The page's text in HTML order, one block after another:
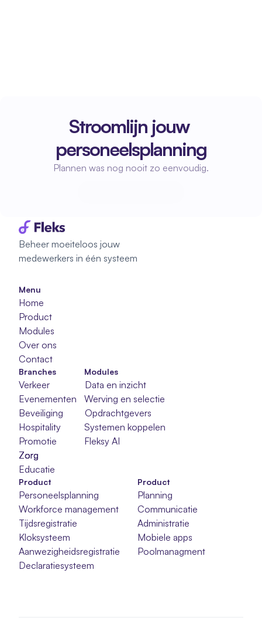
Stroomlijn jouw
personeelsplanning
Plannen was nog nooit zo eenvoudig.
Beheer moeiteloos jouw
medewerkers in één systeem
Menu
Home
Product
Modules
Over ons
Contact
Modules
Data en inzicht
Werving en selectie
Opdrachtgevers
Systemen koppelen
Fleksy AI
Branches
Verkeer
Evenementen
Beveiliging
Hospitality
Promotie
Zorg
Zorg
Zorg
Educatie
Product
Personeelsplanning
Workforce management
Tijdsregistratie
Kloksysteem
Aanwezigheidsregistratie
Declaratiesysteem
Planning
Communicatie
Administratie
Mobiele apps
Poolmanagment
Product